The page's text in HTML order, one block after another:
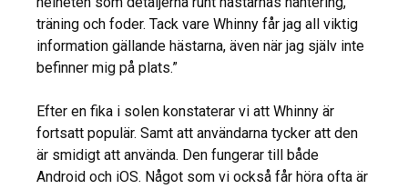
träning och foder. Tack vare Whinny får jag all viktig
information gällande hästarna, även när jag själv inte
befinner mig på plats.”
Efter en fika i solen konstaterar vi att Whinny är
fortsatt populär. Samt att användarna tycker att den
är smidigt att använda. Den fungerar till både
Android och iOS. Något som vi också får höra ofta är